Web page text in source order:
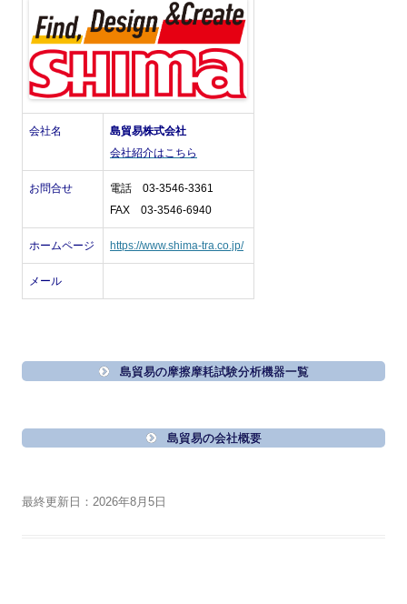
会社名
島貿易株式会社
会社紹介はこちら
お問合せ
電話 03-3546-3361
FAX 03-3546-6940
ホームページ https://www.shima-tra.co.jp/
メール
島貿易の摩擦摩耗試験分析機器一覧
島貿易の会社概要
最終更新日：2026年8月5日